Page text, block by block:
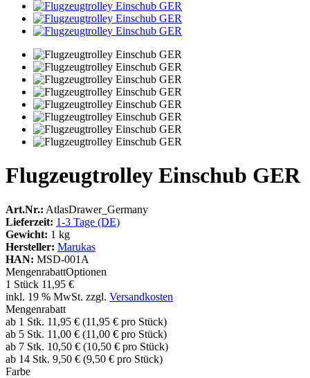
Flugzeugtrolley Einschub GER
Art.Nr.: AtlasDrawer_Germany
Lieferzeit: 1-3 Tage (DE)
Gewicht: 1 kg
Hersteller: Marukas
HAN: MSD-001A
MengenrabattOptionen
1 Stück 11,95 €
inkl. 19 % MwSt. zzgl. Versandkosten
Mengenrabatt
ab 1 Stk. 11,95 € (11,95 € pro Stück)
ab 5 Stk. 11,00 € (11,00 € pro Stück)
ab 7 Stk. 10,50 € (10,50 € pro Stück)
ab 14 Stk. 9,50 € (9,50 € pro Stück)
Farbe